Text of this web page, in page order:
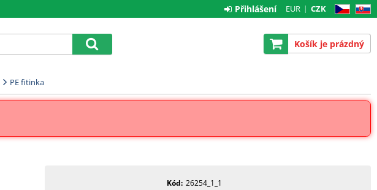
CZ SK
EUR CZK
Přihlášení
Košík je prázdný
PE fitinka
Kód 26254_1_1